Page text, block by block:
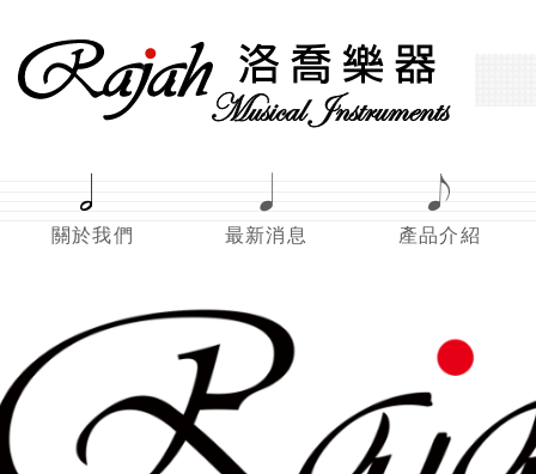
關於我們 最新消息 產品介紹